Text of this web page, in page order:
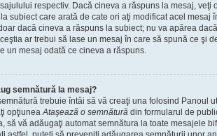
respectiv. Dacă cineva a răspuns la mesaj, veţi
subiect care arată de cate ori aţi modificat acel mesaj
dacă cineva a răspuns la subiect; nu va apărea
ar trebui să lase un mesaj în care să spună ce şi
un mesaj odată ce cineva a răspuns.
semnătură la mesaj?
trebuie întâi să vă creaţi una folosind Panoul
opţiuneaAtaşează o semnătură din formularul de
să vă adăugaţi automat semnătura la toate mesajele